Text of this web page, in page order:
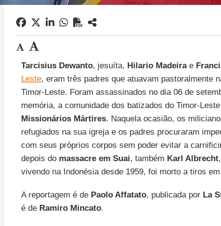
Tarcisius Dewanto, jesuíta, Hilario Madeirae
Leste, eram três padres que atuavam pastoralmente
Timor-Leste. Foram assassinados no dia 06 de
memória, a comunidade dos batizados do Timor-
Missionários Mártires. Naquela ocasião, os
refugiados na sua igreja e os padres procuraram
com seus próprios corpos sem poder evitar a
depois do massacre em Suai, também Karl Albrecht
vivendo na Indonésia desde 1959, foi morto a tiros
A reportagem é de Paolo Affatato, publicada por La
é de Ramiro Mincato.